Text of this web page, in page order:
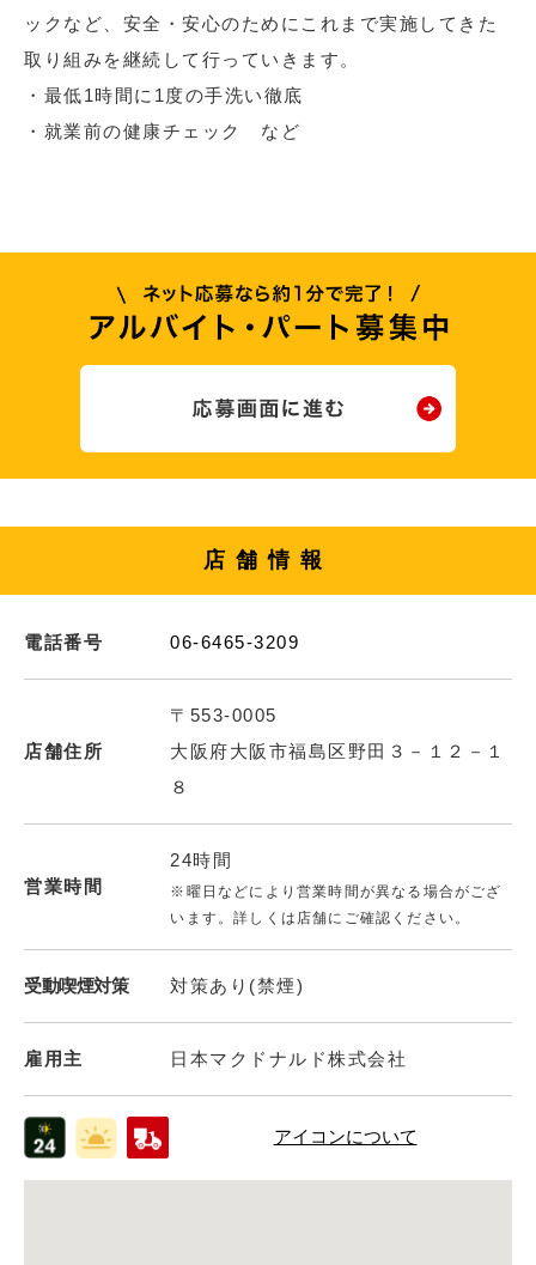
ックなど、安全・安心のためにこれまで実施してきた
取り組みを継続して行っていきます。
・最低1時間に1度の手洗い徹底
・就業前の健康チェック など
店舗情報
電話番号 06-6465-3209
店舗住所
〒553-0005
大阪府大阪市福島区野田３－１２－１
８
営業時間
24時間
※曜日などにより営業時間が異なる場合がござ
います。詳しくは店舗にご確認ください。
受動喫煙対策 対策あり(禁煙)
雇用主 日本マクドナルド株式会社
アイコンについて